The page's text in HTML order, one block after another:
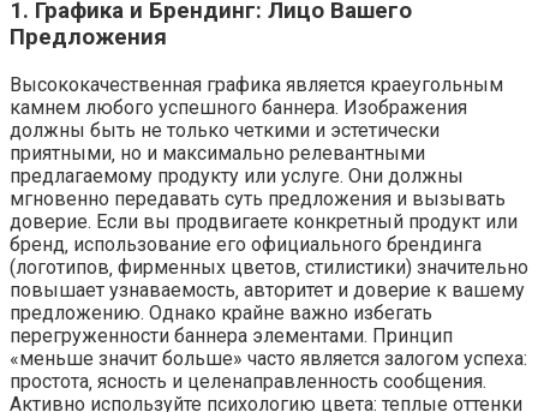
1. Графика и Брендинг: Лицо Вашего
Предложения
Высококачественная графика является краеугольным
камнем любого успешного баннера. Изображения
должны быть не только четкими и эстетически
приятными‚ но и максимально релевантными
предлагаемому продукту или услуге. Они должны
мгновенно передавать суть предложения и вызывать
доверие. Если вы продвигаете конкретный продукт или
бренд‚ использование его официального брендинга
(логотипов‚ фирменных цветов‚ стилистики) значительно
повышает узнаваемость‚ авторитет и доверие к вашему
предложению. Однако крайне важно избегать
перегруженности баннера элементами. Принцип
«меньше значит больше» часто является залогом успеха:
простота‚ ясность и целенаправленность сообщения.
Активно используйте психологию цвета: теплые оттенки